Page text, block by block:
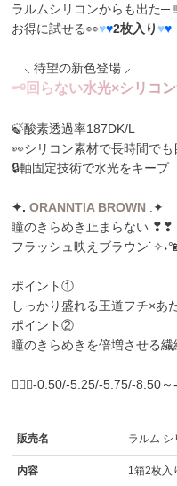
ラルムシリコンからも出た─
お得に試せる👀♥♥2枚入り♥♥
⸜ 待望の新色登場 ⸝
🗝回 らない水光×シリ コ ン
🍃酸素透過率187DK/L
👀シリコン素材で長時間で
🔒軸固定技術で水光をキープ
✦️️. ORANNTIA BROWN .✦️
瞳のきらめき止まらない ❣❣
フラッシュ映えブラウン
ポイント①
しっかり盛れる王道フチ×あ
ポイント②
瞳のきらめきを倍増させる
🙇🏼‍♀️-0.50/-5.25/-5.75/-8.50
販売名 ラルム
内容 1箱2枚入